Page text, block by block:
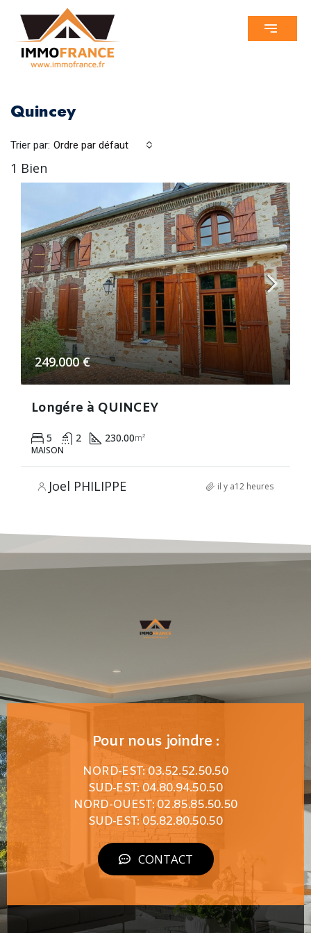
Quincey
1 Bien
Trier par: Ordre par défaut
249.000 €
Longére à QUINCEY
5 2 230.00m²
MAISON
Joel PHILIPPE il y a12 heures
Pour nous joindre :
NORD-EST: 03.52.52.50.50
SUD-EST: 04.80.94.50.50
NORD-OUEST: 02.85.85.50.50
SUD-EST: 05.82.80.50.50
CONTACT